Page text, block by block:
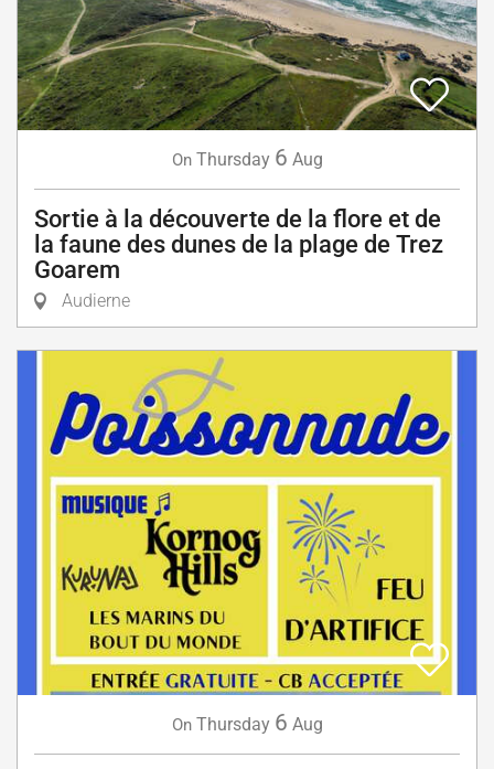
On Thursday 6 Aug
Sortie à la découverte de la flore et de
la faune des dunes de la plage de Trez
Goarem
Audierne
On Thursday 6 Aug